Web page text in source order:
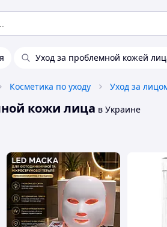
Уход за проблемной кожей
Косметика по уходу Уход за
кожи лица в Украине